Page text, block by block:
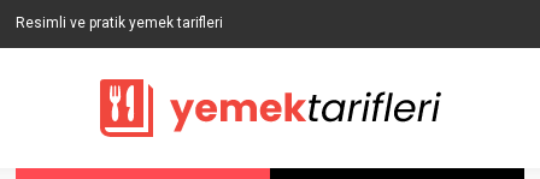
Resimli ve pratik yemek tarifleri